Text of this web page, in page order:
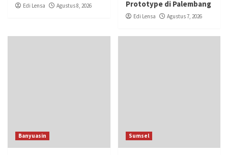
Edi Lensa Agustus 8, 2026
Prototype di Palembang
Edi Lensa Agustus 7, 2026
Banyuasin Sumsel